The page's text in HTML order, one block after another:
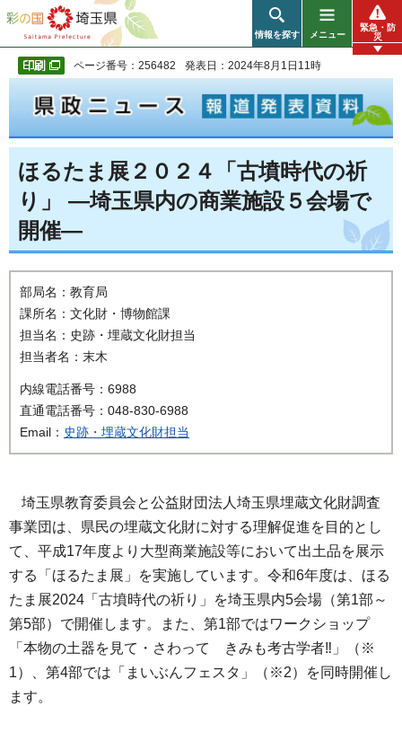
彩の国 埼玉県
情報を探す メニュー
緊急・防
災
ページ番号：256482 発表日：2024年8月1日11時
ほるたま展２０２４「古墳時代の祈
り」 ―埼玉県内の商業施設５会場で
開催―
部局名：教育局
課所名：文化財・博物館課
担当名：史跡・埋蔵文化財担当
担当者名：末木
内線電話番号：6988
直通電話番号：048-830-6988
Email： 史跡・埋蔵文化財担当
埼玉県教育委員会と公益財団法人埼玉県埋蔵文化財調査
事業団は、県民の埋蔵文化財に対する理解促進を目的とし
て、平成17年度より大型商業施設等において出土品を展示
する「ほるたま展」を実施しています。 令和6年度は、ほる
たま展2024「古墳時代の祈り」を埼玉県内5会場（第1部～
第5部）で開催します。また、第1部ではワークショップ
「本物の土器を見て・さわって きみも考古学者‼」（※
1）、第4部では「まいぶんフェスタ」（※2）を同時開催し
ます。